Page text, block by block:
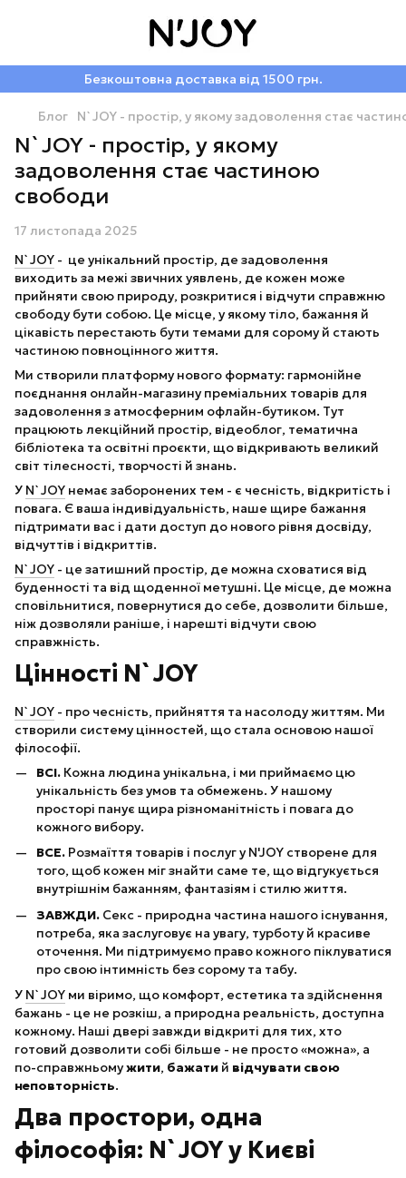
Безкоштовна доставка від 1500 грн.
Блог N`JOY - простір, у якому задоволення стає
N`JOY - простір, у якому
задоволення стає частиною
свободи
17 листопада 2025
N`JOY - це унікальний простір, де задоволення
виходить за межі звичних уявлень, де кожен може
прийняти свою природу, розкритися і відчути справжню
свободу бути собою. Це місце, у якому тіло, бажання й
цікавість перестають бути темами для сорому й стають
частиною повноцінного життя.
Ми створили платформу нового формату: гармонійне
поєднання онлайн-магазину преміальних товарів для
задоволення з атмосферним офлайн-бутиком. Тут
працюють лекційний простір, відеоблог, тематична
бібліотека та освітні проєкти, що відкривають великий
світ тілесності, творчості й знань.
У N`JOY немає заборонених тем - є чесність, відкритість і
повага. Є ваша індивідуальність, наше щире бажання
підтримати вас і дати доступ до нового рівня досвіду,
відчуттів і відкриттів.
N`JOY - це затишний простір, де можна сховатися від
буденності та від щоденної метушні. Це місце, де можна
сповільнитися, повернутися до себе, дозволити більше,
ніж дозволяли раніше, і нарешті відчути свою
справжність.
Цінності N`JOY
N`JOY - про чесність, прийняття та насолоду життям. Ми
створили систему цінностей, що стала основою нашої
філософії.
ВСІ. Кожна людина унікальна, і ми приймаємо цю
унікальність без умов та обмежень. У нашому
просторі панує щира різноманітність і повага до
кожного вибору.
ВСЕ. Розмаїття товарів і послуг у N'JOY створене для
того, щоб кожен міг знайти саме те, що відгукується
внутрішнім бажанням, фантазіям і стилю життя.
ЗАВЖДИ. Секс - природна частина нашого існування,
потреба, яка заслуговує на увагу, турботу й красиве
оточення. Ми підтримуємо право кожного піклуватися
про свою інтимність без сорому та табу.
У N`JOY ми віримо, що комфорт, естетика та здійснення
бажань - це не розкіш, а природна реальність, доступна
кожному. Наші двері завжди відкриті для тих, хто
готовий дозволити собі більше - не просто «можна», а
по-справжньомужити, бажати й відчувати свою
неповторність.
Два простори, одна
філософія: N`JOY у Києві